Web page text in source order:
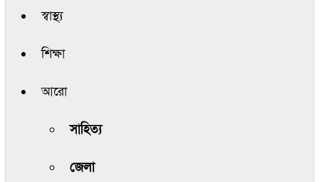
স্বাস্থ্য
শিক্ষা
আরো
সাহিত্য
জেলা